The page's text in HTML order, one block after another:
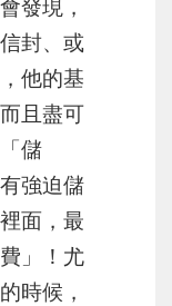
發現，
封、或
他的基
且盡可
儲
強迫儲
面，最
」！尤
時候，